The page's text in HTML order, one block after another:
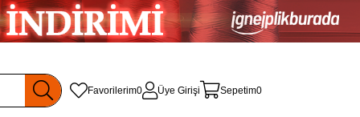
Favorilerim0 Üye Girişi Sepetim0